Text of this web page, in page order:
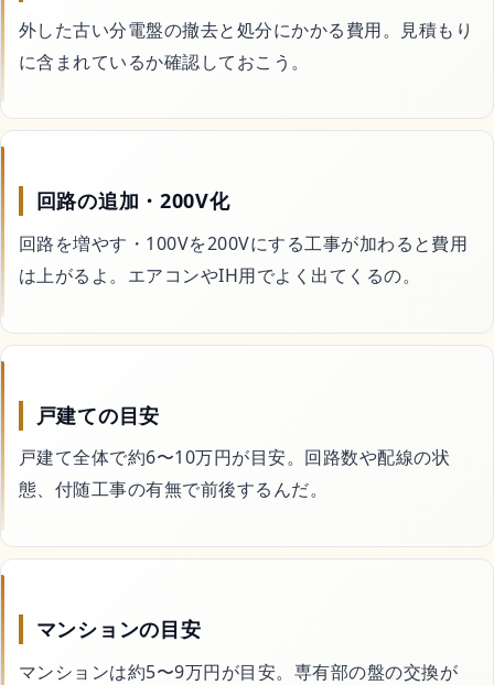
シャンプー
スキンケア
サイトマップ
外した古い分電盤の撤去と処分にかかる費用。見積もり
に含まれているか確認しておこう。
回路の追加・200V化
回路を増やす・100Vを200Vにする工事が加わると費用
は上がるよ。エアコンやIH用でよく出てくるの。
戸建ての目安
戸建て全体で約6〜10万円が目安。回路数や配線の状
態、付随工事の有無で前後するんだ。
マンションの目安
マンションは約5〜9万円が目安。専有部の盤の交換が